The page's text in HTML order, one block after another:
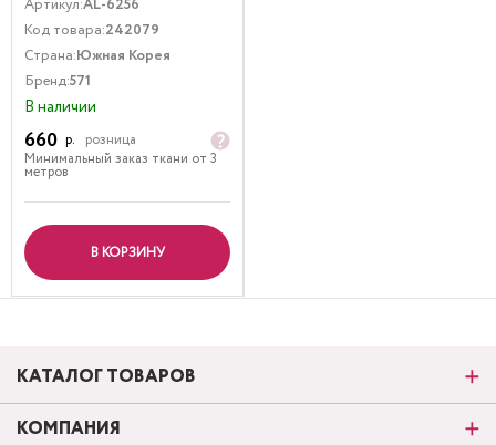
Артикул:AL-6256
Код товара:242079
Страна:Южная Корея
Бренд:571
В наличии
660 р.
розница
Минимальный заказ ткани от 3
метров
В КОРЗИНУ
КАТАЛОГ ТОВАРОВ
КОМПАНИЯ